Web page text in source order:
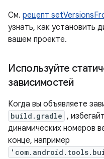
См. рецепт
узнать, как установить
вашем проекте.
Используйте
зависимостей
Когда вы объявляете
build.gradle ,
динамических номеров
конце, например